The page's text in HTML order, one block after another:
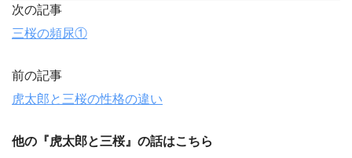
次の記事
三桜の頻尿①
前の記事
虎太郎と三桜の性格の違い
他の『虎太郎と三桜』の話はこちら